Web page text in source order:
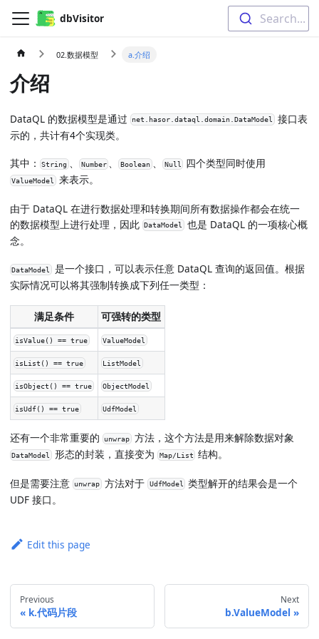
dbVisitor Search...
02.数据模型 a.介绍
介绍
DataQL 的数据模型是通过 net.hasor.dataql.domain.DataModel
接口表
示的，共计有4个实现类。
其中： String 、 Number 、 Boolean 、 Null 四个类型同时使用
ValueModel 来表示。
由于 DataQL 在进行数据处理和转换期间所有数据操作都会在统一
的数据模型上进行处理，因此 DataModel
也是 DataQL 的一项核心概
念。
DataModel
是一个接口，可以表示任意 DataQL 查询的返回值。根据
实际情况可以将其强制转换成下列任一类型：
满足条件 可强转的类型
isValue() == true ValueModel
isList() == true ListModel
isObject() == true ObjectModel
isUdf() == true UdfModel
还有一个非常重要的 unwrap 方法，这个方法是用来解除数据对象
DataModel 形态的封装，直接变为 Map/List 结构。
但是需要注意 unwrap 方法对于 UdfModel
类型解开的结果会是一个
UDF 接口。
Edit this page
Previous
k.代码片段
Next
b.ValueModel